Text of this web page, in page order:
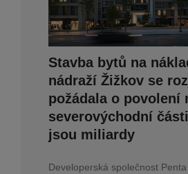
Stavba bytů na
nádraží Žižkov se
požádala o povolení
severovýchodní
jsou miliardy
Developerská společnost